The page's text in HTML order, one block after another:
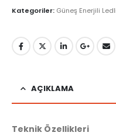
Kategoriler: Güneş Enerjili
AÇIKLAMA
Teknik Özellikleri